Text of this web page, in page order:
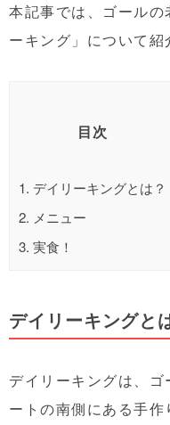
本記事では、ゴールの
ーキング」について紹
目次
1. デイリーキングとは？
2. メニュー
3. 実食！
デイリーキングと
デイリーキングは、
ートの南側にある手作